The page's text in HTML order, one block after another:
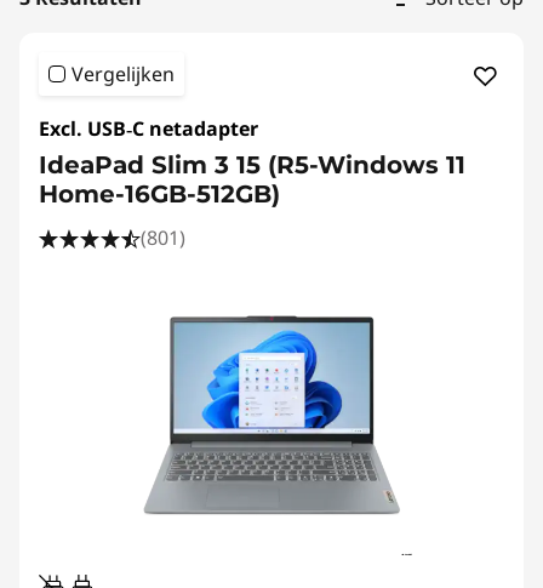
Vergelijken
Excl. USB‑C netadapter
IdeaPad Slim 3 15 (R5-Windows 11
Home-16GB-512GB)
(801)